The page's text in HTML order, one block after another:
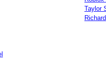
Taylor